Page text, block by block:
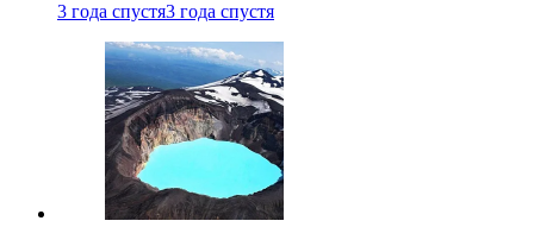
3 года спустя3 года спустя